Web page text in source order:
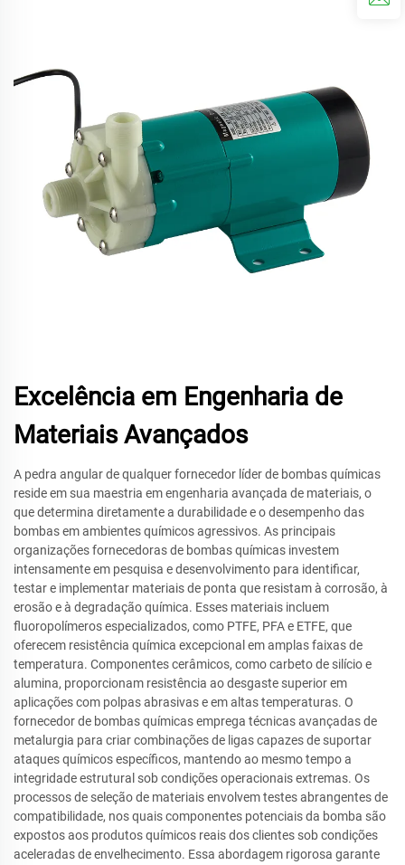
Excelência em Engenharia de
Materiais Avançados
A pedra angular de qualquer fornecedor líder de bombas químicas
reside em sua maestria em engenharia avançada de materiais, o
que determina diretamente a durabilidade e o desempenho das
bombas em ambientes químicos agressivos. As principais
organizações fornecedoras de bombas químicas investem
intensamente em pesquisa e desenvolvimento para identificar,
testar e implementar materiais de ponta que resistam à corrosão, à
erosão e à degradação química. Esses materiais incluem
fluoropolímeros especializados, como PTFE, PFA e ETFE, que
oferecem resistência química excepcional em amplas faixas de
temperatura. Componentes cerâmicos, como carbeto de silício e
alumina, proporcionam resistência ao desgaste superior em
aplicações com polpas abrasivas e em altas temperaturas. O
fornecedor de bombas químicas emprega técnicas avançadas de
metalurgia para criar combinações de ligas capazes de suportar
ataques químicos específicos, mantendo ao mesmo tempo a
integridade estrutural sob condições operacionais extremas. Os
processos de seleção de materiais envolvem testes abrangentes de
compatibilidade, nos quais componentes potenciais da bomba são
expostos aos produtos químicos reais dos clientes sob condições
aceleradas de envelhecimento. Essa abordagem rigorosa garante